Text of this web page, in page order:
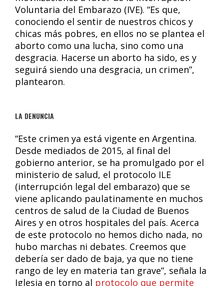
Voluntaria del Embarazo (IVE). “Es que,
conociendo el sentir de nuestros chicos y
chicas más pobres, en ellos no se plantea el
aborto como una lucha, sino como una
desgracia. Hacerse un aborto ha sido, es y
seguirá siendo una desgracia, un crimen”,
plantearon.
LA DENUNCIA
“Este crimen ya está vigente en Argentina.
Desde mediados de 2015, al final del
gobierno anterior, se ha promulgado por el
ministerio de salud, el protocolo ILE
(interrupción legal del embarazo) que se
viene aplicando paulatinamente en muchos
centros de salud de la Ciudad de Buenos
Aires y en otros hospitales del país. Acerca
de este protocolo no hemos dicho nada, no
hubo marchas ni debates. Creemos que
debería ser dado de baja, ya que no tiene
rango de ley en materia tan grave”, señala la
Iglesia en torno al protocolo que permite